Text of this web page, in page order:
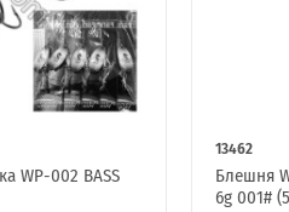
WP-002 BASS
13462
Блешня
6g 001#
МАГАЗИН
замовлення не